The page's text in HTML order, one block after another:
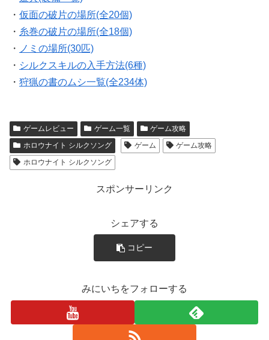
・ 仮面の破片の場所(全20個)
・ 糸巻の破片の場所(全18個)
・ ノミの場所(30匹)
・ シルクスキルの入手方法(6種)
・ 狩猟の書のムシ一覧(全234体)
ゲームレビュー ゲーム一覧
ゲーム攻略
ホロウナイト シルクソング
ゲーム
ゲーム攻略
ホロウナイト シルクソング
スポンサーリンク
シェアする
コピー
みにいちをフォローする